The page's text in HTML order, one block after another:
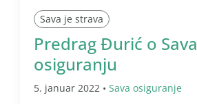
Sava je strava
Predrag Đurić o Sava
osiguranju
5. januar 2022 • Sava osiguranje